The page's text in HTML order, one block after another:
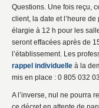
Questions. Une fois reçu,
client, la date et l’heure
élargie à 12 h pour les
seront effacées après de
l’établissement. Les
rappel individuelle à la
mis en place : 0 805 032
A l’inverse, nul ne pourra